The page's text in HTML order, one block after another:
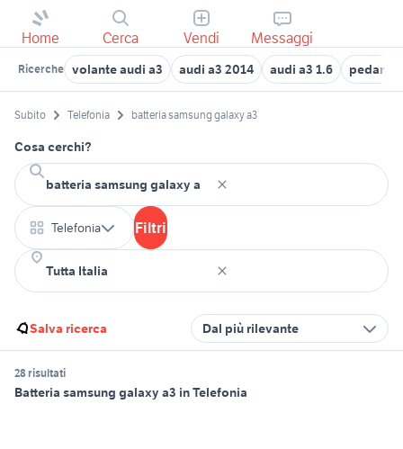
Home Cerca Vendi Messaggi
Ricerche volante audi a3 audi a3 2014 audi a3 1.6 pedana
Subito Telefonia batteria samsung galaxy a3
Cosa cerchi?
Telefonia Filtri
Salva ricerca Dal più rilevante
28 risultati
Batteria samsung galaxy a3 in Telefonia